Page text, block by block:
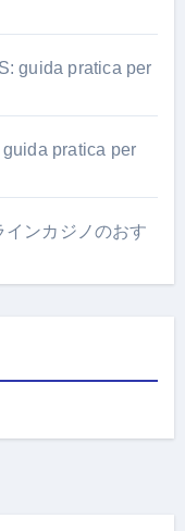
guida pratica per
pratica per
ンカジノのおす